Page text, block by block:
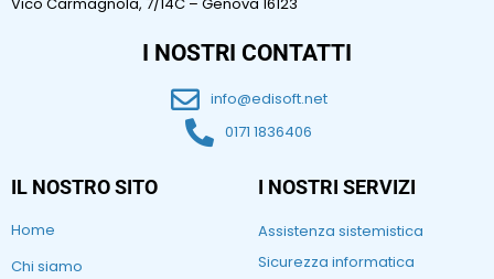
Vico Carmagnola, 7/14C – Genova 16123
I NOSTRI CONTATTI
info@edisoft.net
0171 1836406
IL NOSTRO SITO
Home
Chi siamo
I NOSTRI SERVIZI
Assistenza sistemistica
Sicurezza informatica